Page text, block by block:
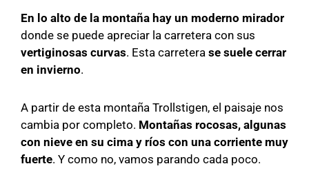
En lo alto de la montaña hay un moderno mirador
donde se puede apreciar la carretera con sus
vertiginosas curvas. Esta carretera se suele cerrar
en invierno.
A partir de esta montaña Trollstigen, el paisaje nos
cambia por completo. Montañas rocosas, algunas
con nieve en su cima y ríos con una corriente muy
fuerte. Y como no, vamos parando cada poco.